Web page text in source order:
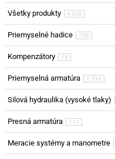
Všetky produkty 4 606
Priemyselné hadice 708
Kompenzátory 18
Priemyselná armatúra 1 338
Silová hydraulika (vysoké tlaky)
Presná armatúra 111
Meracie systémy a manometre